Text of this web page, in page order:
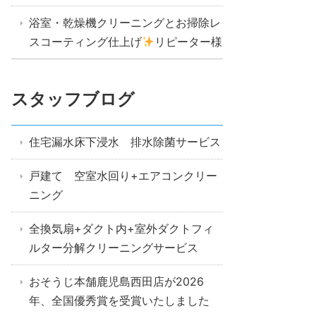
浴室・乾燥機クリーニングとお掃除レ
スコーティング仕上げ
リピーター様
スタッフブログ
住宅漏水床下浸水 排水除菌サービス
戸建て 空室水回り+エアコンクリー
ニング
全換気扇+ダクト内+室外ダクトフィ
ルター分解クリーニングサービス
おそうじ本舗鹿児島西田店が2026
年、全国優秀賞を受賞いたしました